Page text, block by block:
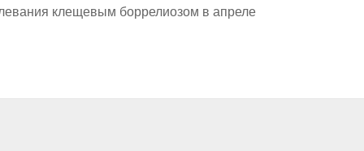
клещевым боррелиозом в апреле